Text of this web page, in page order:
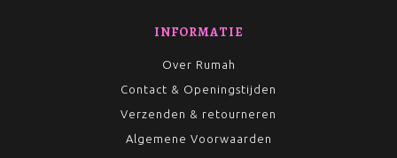
INFORMATIE
Over Rumah
Contact & Openingstijden
Verzenden & retourneren
Algemene Voorwaarden